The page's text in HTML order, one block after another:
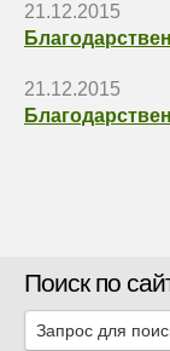
21.12.2015
21.12.2015
Поиск по